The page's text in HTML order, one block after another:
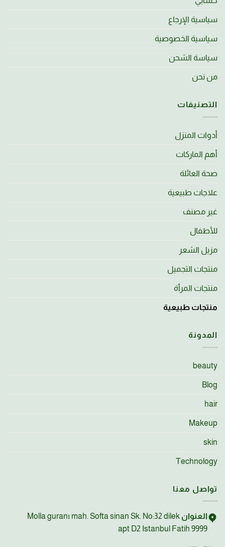
سياسية الإرجاع
سياسية الخصوصية
سياسة الشحن
من نحن
التصنيفات
أدوات المنزل
أهم الماركات
صحة العائلة
علاجات طبيعية
غير مصنف
للأطفال
مزيل الشعر
منتجات التجميل
منتجات المرأة
منتجات طبيعية
المدونة
beauty
Blog
hair
Makeup
skin
Technology
تواصل معنا
العنوان Molla guranı mah. Softa sinan Sk. No:32 dilek
apt D2 Istanbul Fatih 9999